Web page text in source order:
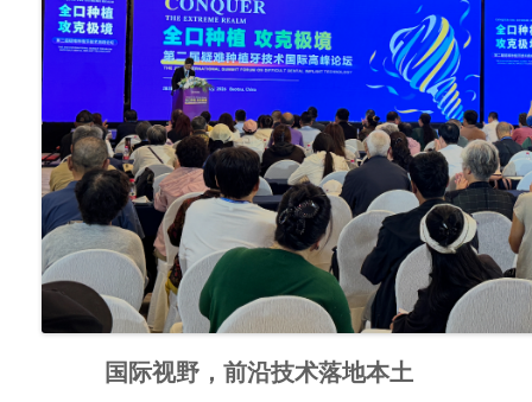
国际视野，前沿技术落地本土